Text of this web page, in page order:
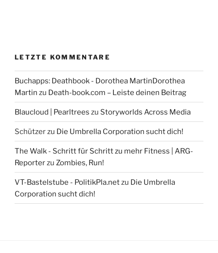
LETZTE KOMMENTARE
Buchapps: Deathbook - Dorothea MartinDorothea
Martin zu Death-book.com – Leiste deinen Beitrag
Blaucloud | Pearltrees zu Storyworlds Across Media
Schützerzu Die Umbrella Corporation sucht dich!
The Walk - Schritt für Schritt zu mehr Fitness | ARG-
Reporterzu Zombies, Run!
VT-Bastelstube - PolitikPla.netzu Die Umbrella
Corporation sucht dich!